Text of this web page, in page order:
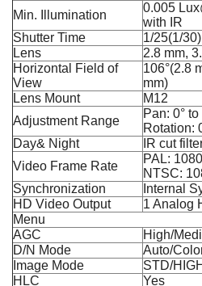
Min. Illumination
0.005
with IR
Shutter Time
1/25(1/
Lens
2.8 mm,
Horizontal Field of
View
106°(2.8
mm)
Lens Mount
M12
Adjustment Range
Pan: 0° to
Rotation:
Day& Night
IR cut
Video Frame Rate
PAL:
NTSC:
Synchronization
Internal
HD Video Output
1 Analog
Menu
AGC
High/
D/N Mode
Auto/
Image Mode
STD/
HLC
Yes